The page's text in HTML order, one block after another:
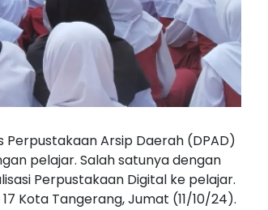
Arsip Daerah (DPAD)
pelajar. Salah satunya dengan
Perpustakaan Digital ke pelajar.
Kota Tangerang, Jumat (11/10/24).